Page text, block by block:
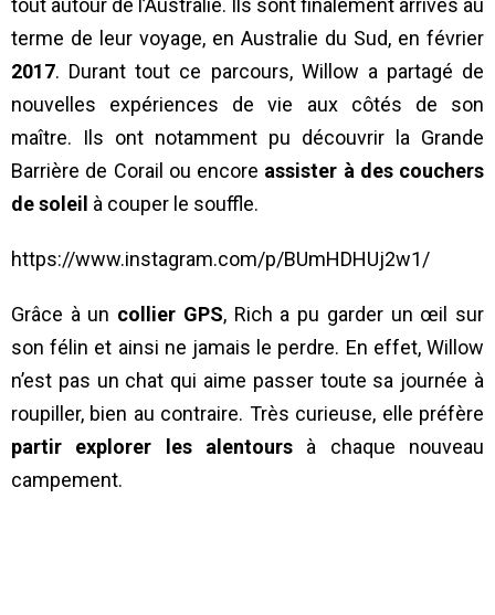
terme de leur voyage, en Australie du Sud, en février
2017. Durant tout ce parcours, Willow a partagé de
nouvelles expériences de vie aux côtés de son
maître. Ils ont notamment pu découvrir la Grande
Barrière de Corail ou encore assister à des couchers
de soleil à couper le souffle.
https://www.instagram.com/p/BUmHDHUj2w1/
Grâce à un collier GPS, Rich a pu garder un œil sur
son félin et ainsi ne jamais le perdre. En effet, Willow
n’est pas un chat qui aime passer toute sa journée à
roupiller, bien au contraire. Très curieuse, elle préfère
partir explorer les alentours à chaque nouveau
campement.